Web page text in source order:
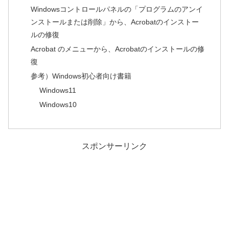
Windowsコントロールパネルの「プログラムのアンイ
ンストールまたは削除」から、Acrobatのインストー
ルの修復
Acrobat のメニューから、Acrobatのインストールの修
復
参考）Windows初心者向け書籍
Windows11
Windows10
スポンサーリンク